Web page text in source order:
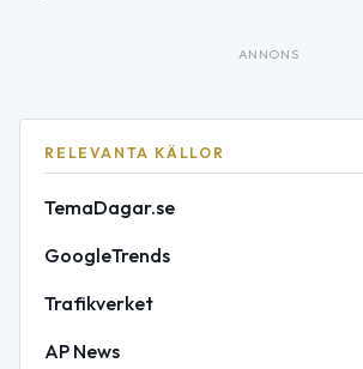
ANNONS
RELEVANTA KÄLLOR
TemaDagar.se
GoogleTrends
Trafikverket
AP News